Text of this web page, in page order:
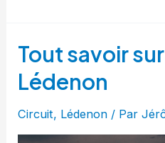
Tout savoir
Lédenon
Circuit, Lédenon / Par